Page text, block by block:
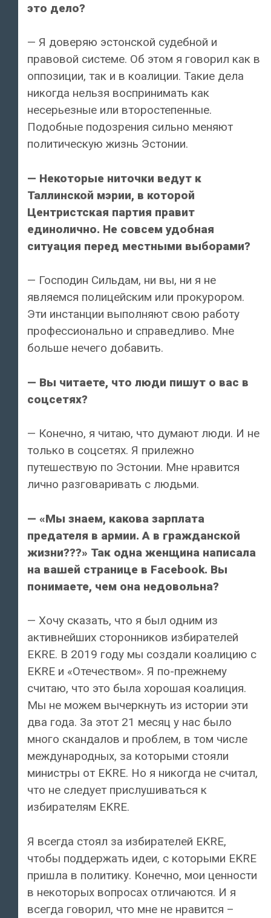
это дело?
— Я доверяю эстонской судебной и
правовой системе. Об этом я говорил как в
оппозиции, так и в коалиции. Такие дела
никогда нельзя воспринимать как
несерьезные или второстепенные.
Подобные подозрения сильно меняют
политическую жизнь Эстонии.
— Некоторые ниточки ведут к
Таллинской мэрии, в которой
Центристская партия правит
единолично. Не совсем удобная
ситуация перед местными выборами?
— Господин Сильдам, ни вы, ни я не
являемся полицейским или прокурором.
Эти инстанции выполняют свою работу
профессионально и справедливо. Мне
больше нечего добавить.
— Вы читаете, что люди пишут о вас в
соцсетях?
— Конечно, я читаю, что думают люди. И не
только в соцсетях. Я прилежно
путешествую по Эстонии. Мне нравится
лично разговаривать с людьми.
— «Мы знаем, какова зарплата
предателя в армии. А в гражданской
жизни???» Так одна женщина написала
на вашей странице в Facebook. Вы
понимаете, чем она недовольна?
— Хочу сказать, что я был одним из
активнейших сторонников избирателей
EKRE. В 2019 году мы создали коалицию с
EKRE и «Отечеством». Я по-прежнему
считаю, что это была хорошая коалиция.
Мы не можем вычеркнуть из истории эти
два года. За этот 21 месяц у нас было
много скандалов и проблем, в том числе
международных, за которыми стояли
министры от EKRE. Но я никогда не считал,
что не следует прислушиваться к
избирателям EKRE.
Я всегда стоял за избирателей EKRE,
чтобы поддержать идеи, с которыми EKRE
пришла в политику. Конечно, мои ценности
в некоторых вопросах отличаются. И я
всегда говорил, что мне не нравится –